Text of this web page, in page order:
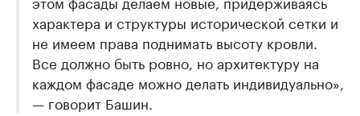
характера и структуры исторической сетки и
не имеем права поднимать высоту кровли.
Все должно быть ровно, но архитектуру на
каждом фасаде можно делать индивидуально»,
— говорит Башин.